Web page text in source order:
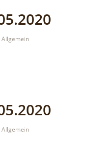
Allgemein
Allgemein